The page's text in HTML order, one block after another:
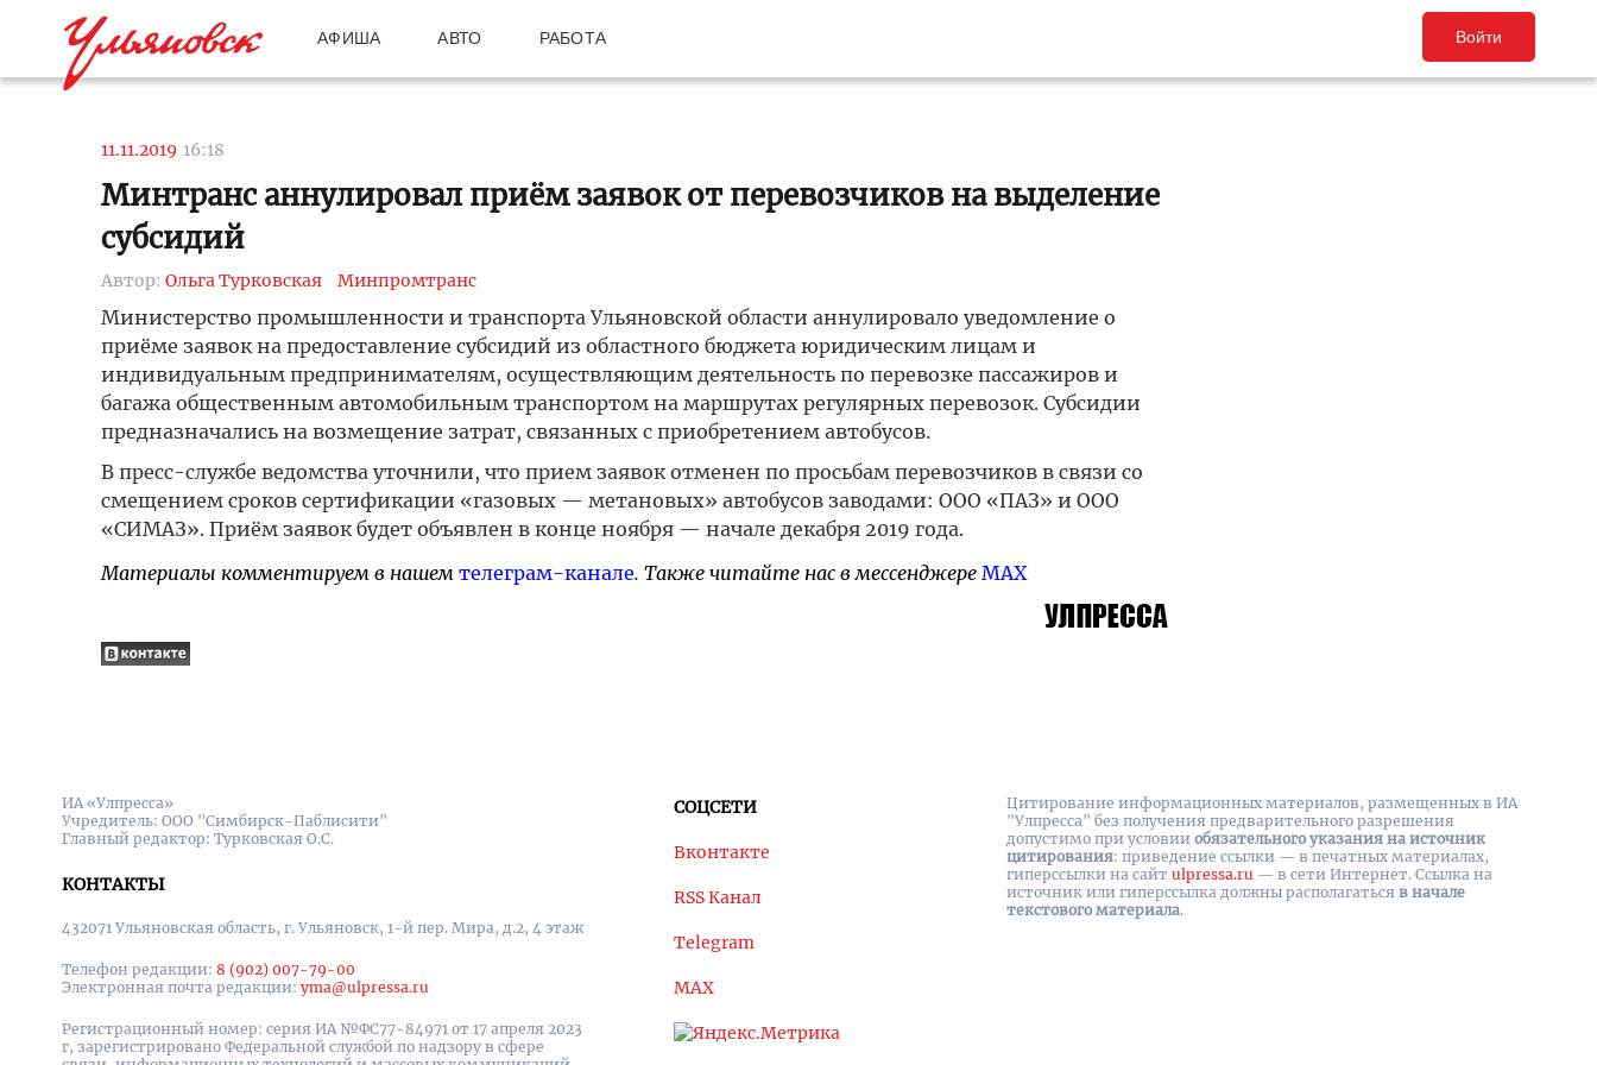
АФИША АВТО РАБОТА Войти
11.11.2019 16:18
Минтранс аннулировал приём заявок от перевозчиков на выделение
субсидий
Автор: Ольга Турковская Минпромтранс
Министерство промышленности и транспорта Ульяновской области аннулировало уведомление о
приёме заявок на предоставление субсидий из областного бюджета юридическим лицам и
индивидуальным предпринимателям, осуществляющим деятельность по перевозке пассажиров и
багажа общественным автомобильным транспортом на маршрутах регулярных перевозок. Субсидии
предназначались на возмещение затрат, связанных с приобретением автобусов.
В пресс-службе ведомства уточнили, что прием заявок отменен по просьбам перевозчиков в связи со
смещением сроков сертификации «газовых — метановых» автобусов заводами: ООО «ПАЗ» и ООО
«СИМАЗ». Приём заявок будет объявлен в конце ноября — начале декабря 2019 года.
Материалы комментируем в нашем телеграм-канале. Также читайте нас в мессенджере MAX
ИА «Улпресса»
Учредитель: ООО "Симбирск-Паблисити"
Главный редактор: Турковская О.С.
КОНТАКТЫ
432071 Ульяновская область, г. Ульяновск, 1-й пер. Мира, д.2, 4 этаж
Телефон редакции: 8 (902) 007-79-00
Электронная почта редакции: yma@ulpressa.ru
Регистрационный номер: серия ИА №ФС77-84971 от 17 апреля 2023
г, зарегистрировано Федеральной службой по надзору в сфере
СОЦСЕТИ
Вконтакте
RSS Канал
Telegram
MAX
Цитирование информационных материалов, размещенных в ИА
"Улпресса" без получения предварительного разрешения
допустимо при условии обязательного указания на источник
цитирования: приведение ссылки — в печатных материалах,
гиперссылки на cайт ulpressa.ru — в сети Интернет. Ссылка на
источник или гиперссылка должны располагаться в начале
текстового материала.